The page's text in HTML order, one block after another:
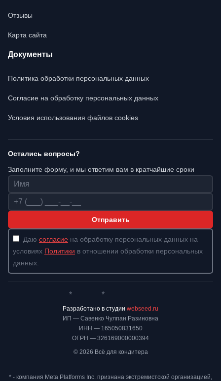
Отзывы
Карта сайта
Документы
Политика обработки персональных данных
Согласие на обработку персональных данных
Условия использования файлов cookies
Остались вопросы?
Заполните форму, и мы ответим вам в кратчайшие сроки
Имя
Телефон
Отправить
Даю согласие на обработку персональных данных на
условиях Политики в отношении обработки персональных
данных.
ИП — Савенко Чулпан Разиновна
ИНН — 165050831650
ОГРН — 326169000000394
© 2026 Всё для кондитера
* *
Разработано в студии webseed.ru
* - компания Meta Platforms Inc. признана экстремистской организацией,